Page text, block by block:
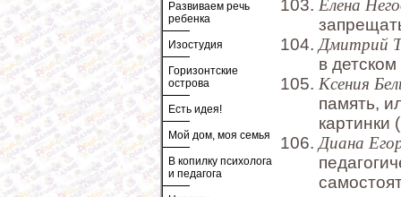
Развиваем речь
ребенка
Изостудия
Горизонтские
острова
Есть идея!
Мой дом, моя семья
В копилку психолога
и педагога
Елена
Дмитрий
в
Ксения
память,
картинки
Диана